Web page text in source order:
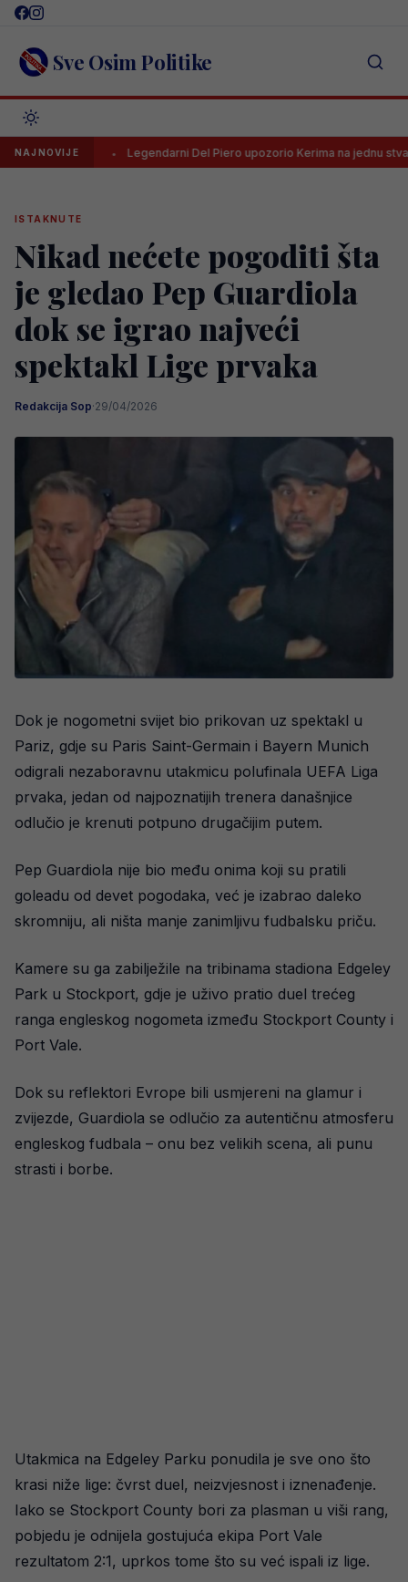
Skip
content Sve Osim Politike
NAJNOVIJE
a Legendarni Del Piero upozorio Kerima na jednu stvar
ISTAKNUTE
Nikad nećete pogoditi šta
je gledao Pep Guardiola
dok se igrao najveći
spektakl Lige prvaka
Redakcija Sop·29/04/2026
Dok je nogometni svijet bio prikovan uz spektakl u
Pariz, gdje su Paris Saint-Germain i Bayern Munich
odigrali nezaboravnu utakmicu polufinala UEFA Liga
prvaka, jedan od najpoznatijih trenera današnjice
odlučio je krenuti potpuno drugačijim putem.
Pep Guardiola nije bio među onima koji su pratili
goleadu od devet pogodaka, već je izabrao daleko
skromniju, ali ništa manje zanimljivu fudbalsku priču.
Kamere su ga zabilježile na tribinama stadiona Edgeley
Park u Stockport, gdje je uživo pratio duel trećeg
ranga engleskog nogometa između Stockport County i
Port Vale.
Dok su reflektori Evrope bili usmjereni na glamur i
zvijezde, Guardiola se odlučio za autentičnu atmosferu
engleskog fudbala – onu bez velikih scena, ali punu
strasti i borbe.
Utakmica na Edgeley Parku ponudila je sve ono što
krasi niže lige: čvrst duel, neizvjesnost i iznenađenje.
Iako se Stockport County bori za plasman u viši rang,
pobjedu je odnijela gostujuća ekipa Port Vale
rezultatom 2:1, uprkos tome što su već ispali iz lige.